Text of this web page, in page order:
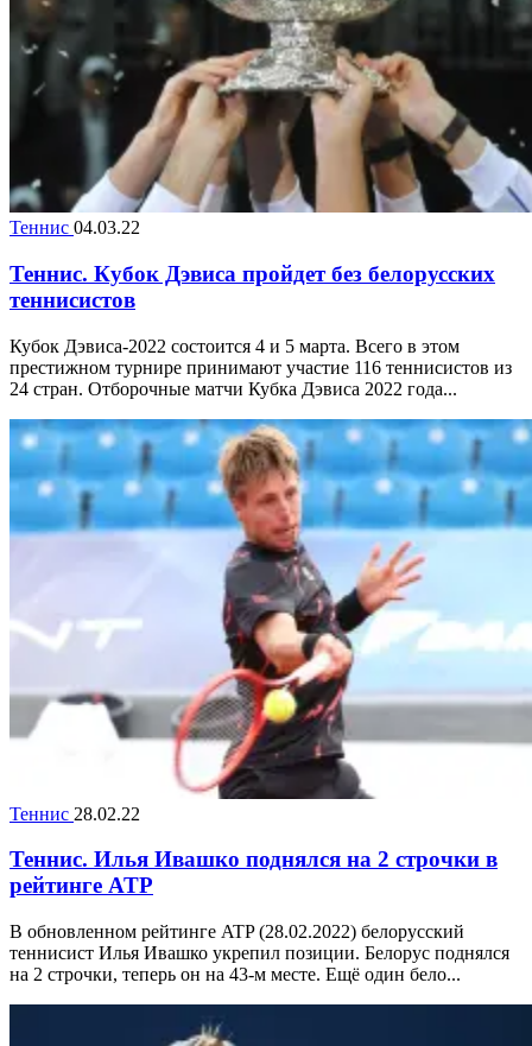
Теннис 04.03.22
Теннис. Кубок Дэвиса пройдет без белорусских
теннисистов
Кубок Дэвиса-2022 состоится 4 и 5 марта. Всего в этом
престижном турнире принимают участие 116 теннисистов из
24 стран. Отборочные матчи Кубка Дэвиса 2022 года...
Теннис 28.02.22
Теннис. Илья Ивашко поднялся на 2 строчки в
рейтинге ATP
В обновленном рейтинге ATP (28.02.2022) белорусский
теннисист Илья Ивашко укрепил позиции. Белорус поднялся
на 2 строчки, теперь он на 43-м месте. Ещё один бело...